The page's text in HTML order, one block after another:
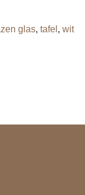
glas, tafel , wit